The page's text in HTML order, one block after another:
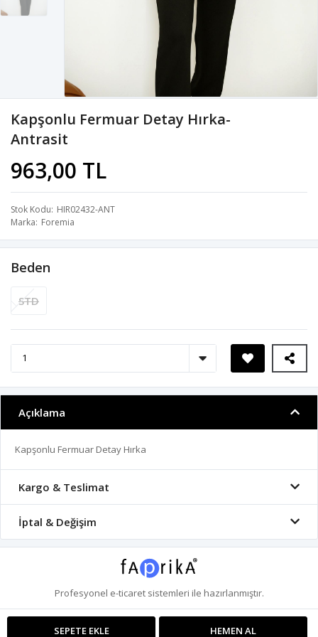
Kapşonlu Fermuar Detay Hırka-
Antrasit
963,00 TL
Stok Kodu HIR02432-ANT
Marka Foremia
Beden
STD
SEPETE EKLE HEMEN AL
Açıklama
Kapşonlu Fermuar Detay Hırka
Kargo & Teslimat
İptal & Değişim
Profesyonel e-ticaretsistemleri ile hazırlanmıştır.